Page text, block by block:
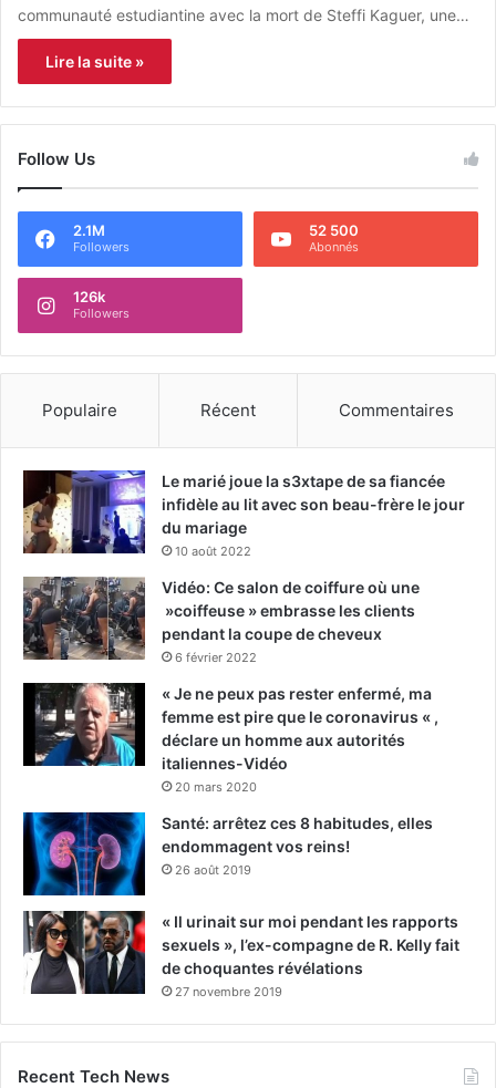
communauté estudiantine avec la mort de Steffi Kaguer, une…
Lire la suite »
Follow Us
2.1M
Followers
52 500
Abonnés
126k
Followers
Populaire Récent Commentaires
Le marié joue la s3xtape de sa fiancée
infidèle au lit avec son beau-frère le jour
du mariage
10 août 2022
Vidéo: Ce salon de coiffure où une
»coiffeuse » embrasse les clients
pendant la coupe de cheveux
6 février 2022
« Je ne peux pas rester enfermé, ma
femme est pire que le coronavirus « ,
déclare un homme aux autorités
italiennes-Vidéo
20 mars 2020
Santé: arrêtez ces 8 habitudes, elles
endommagent vos reins!
26 août 2019
« Il urinait sur moi pendant les rapports
sexuels », l’ex-compagne de R. Kelly fait
de choquantes révélations
27 novembre 2019
Recent Tech News